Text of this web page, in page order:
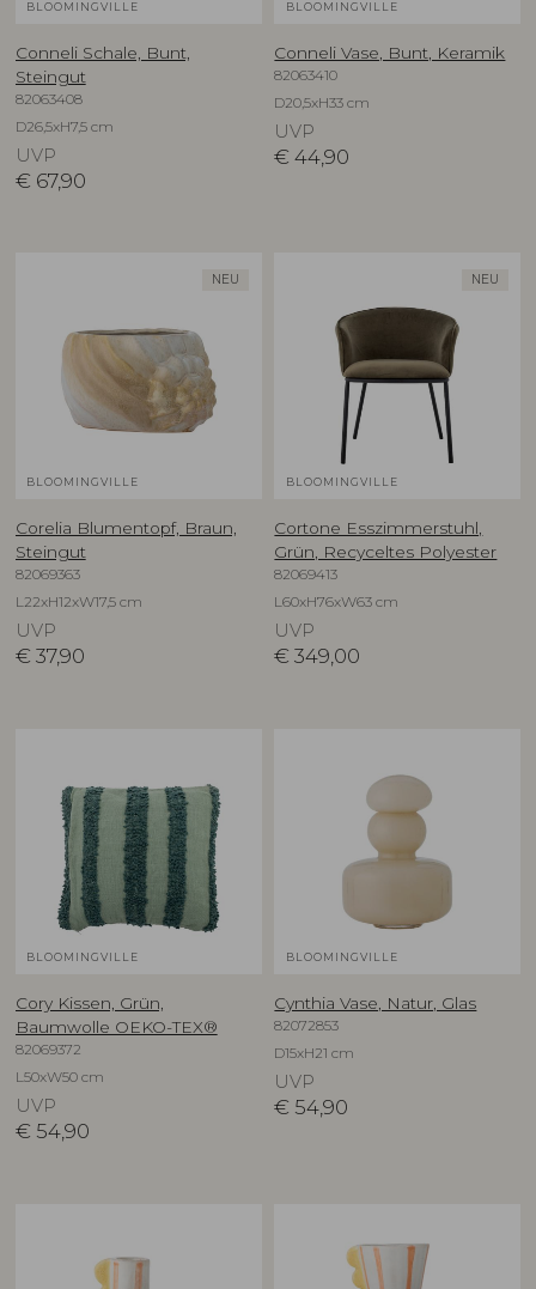
BLOOMINGVILLE
Conneli Schale, Bunt,
Steingut
82063408
D26,5xH7,5 cm
UVP
€ 67,90
BLOOMINGVILLE
Conneli Vase, Bunt, Keramik
82063410
D20,5xH33 cm
UVP
€ 44,90
NEU
BLOOMINGVILLE
Corelia Blumentopf, Braun,
Steingut
82069363
L22xH12xW17,5 cm
UVP
€ 37,90
NEU
BLOOMINGVILLE
Cortone Esszimmerstuhl,
Grün, Recyceltes Polyester
82069413
L60xH76xW63 cm
UVP
€ 349,00
BLOOMINGVILLE
Cory Kissen, Grün,
Baumwolle OEKO-TEX®
82069372
L50xW50 cm
UVP
€ 54,90
BLOOMINGVILLE
Cynthia Vase, Natur, Glas
82072853
D15xH21 cm
UVP
€ 54,90